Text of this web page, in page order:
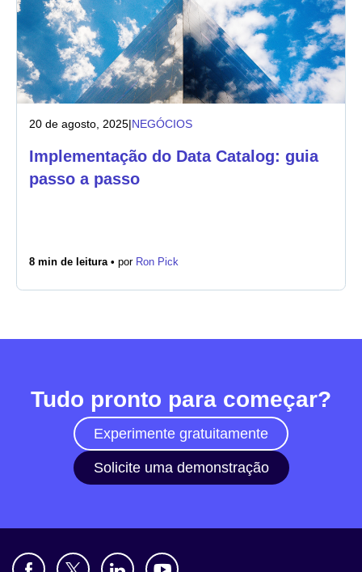
20 de agosto, 2025|NEGÓCIOS
Implementação do Data Catalog: guia
passo a passo
8 min de leitura • por Ron Pick
Tudo pronto para começar?
Experimente gratuitamente
Solicite uma demonstração